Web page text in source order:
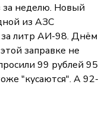
за неделю. Новый
из АЗС
за литр АИ-98. Днём
заправке не
99 рублей 95
"кусаются". А 92-